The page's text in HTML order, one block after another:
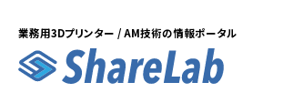
業務用3Dプリンター / AM技術の情報ポータル